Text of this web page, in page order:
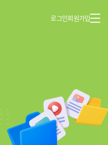
로그인회원가입